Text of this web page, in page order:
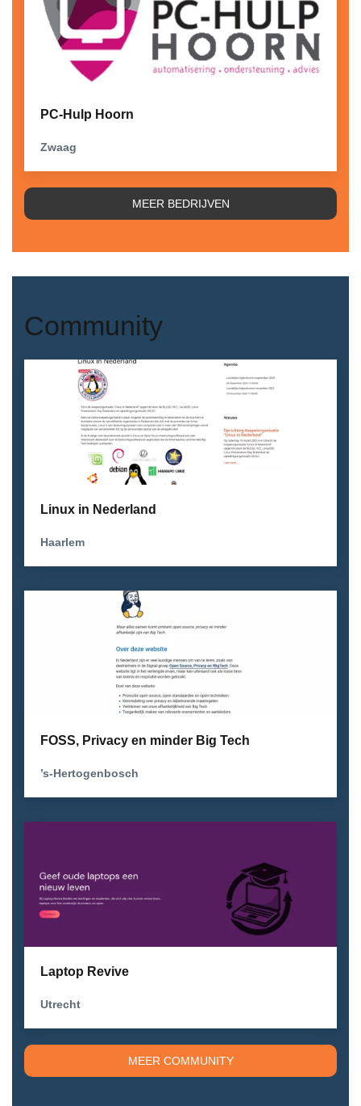
PC-Hulp Hoorn
Zwaag
MEER BEDRIJVEN
Community
Linux in Nederland
Haarlem
FOSS, Privacy en minder Big Tech
’s-Hertogenbosch
Laptop Revive
Utrecht
MEER COMMUNITY